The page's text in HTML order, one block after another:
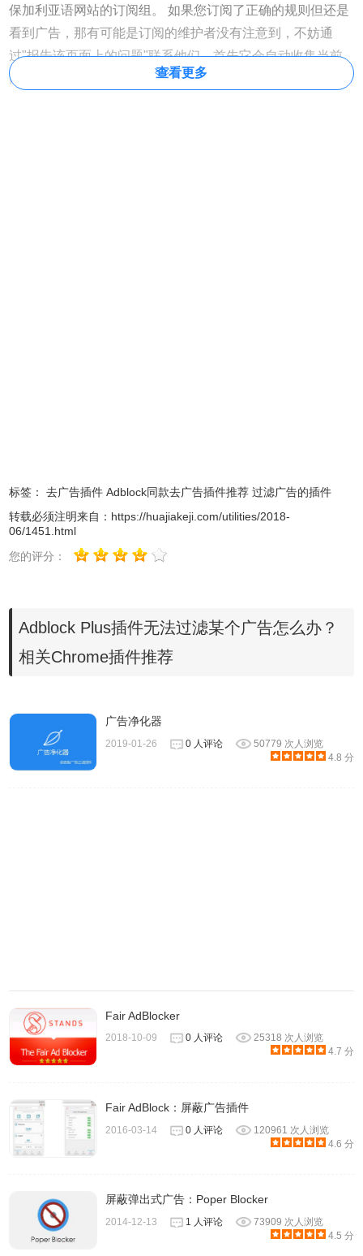
保加利亚语网站的订阅组。 如果您订阅了正确的规则但还是
看到广告，那有可能是订阅的维护者没有注意到，不妨通
过"报告该页面上的问题"联系他们，首先它会自动收集当前
网页的重要数据：
出广告，试了Adblock、Adblock Plus、广告终结者已然不起
作用。发现Adblock Plus启动EasyList China+EasyList模式
后，广告是没了，但是博客内容也没了，真是醉了。。。经
过一番折腾教你屏蔽csdn右下角广告的正确姿势。
2.在过滤规则选择: Adblock Warning Removal List 模式
3.”在自定义过滤“添加：blog.csdn.net###layerd
4.刷新网页，Enjoy it
接着在问题类型界面中选中"Adblock Plus 无法过滤广告"：
这样，您的报告将会自动发送给对应的过滤规则订阅组维护
者。 但请注意规则订阅组维护者并不会对所有收到的报告都
作出回复或进行其他操作。 只有当您提供的额外信息能使问
以上就是我们chrome插件网为您整理Adblock Plus插件无法
过滤某个广告怎么办？更多chrome插件使用中遇到的问题欢
查看更多
标签： 去广告插件 Adblock同款去广告插件推荐 过滤广告的插件
转载必须注明来自： https://huajiakeji.com/utilities/2018-
06/1451.html
您的评分：
Adblock Plus插件无法过滤某个广告怎么办？
相关Chrome插件推荐
广告净化器
2019-01-26 0 人评论
50779 次人浏览
4.8 分
Fair AdBlocker
2018-10-09 0 人评论
25318 次人浏览
4.7 分
Fair AdBlock：屏蔽广告插件
2016-03-14 0 人评论
120961 次人浏览
4.6 分
屏蔽弹出式广告：Poper Blocker
2014-12-13 1 人评论
73909 次人浏览
4.5 分